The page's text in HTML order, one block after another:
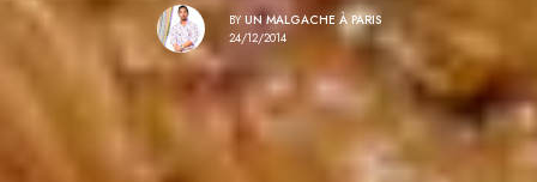
BY UN MALGACHE À PARIS
24/12/2014